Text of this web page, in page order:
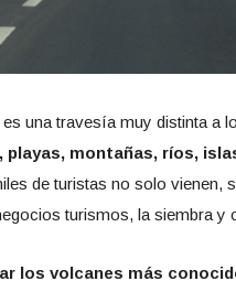
es una travesía muy distinta a
playas, montañas, ríos,
de turistas no solo vienen,
turismos, la siembra y
los volcanes más